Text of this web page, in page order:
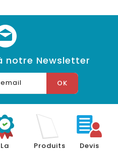
notre Newsletter
La
Produits
Devis